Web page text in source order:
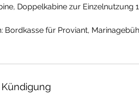
Doppelkabine zur Einzelnutzung
Bordkasse für Proviant,